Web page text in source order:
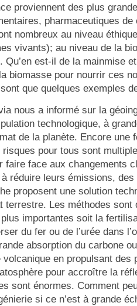
proviennent des plus
pharmaceutiques de
nombreux au niveau
vivants); au niveau de la
Qu’en est-il de la mainmise
biomasse pour nourrir ces
que quelques exemples
nous a informé sur la
technologique, à
de la planète. Encore une
pour tous sont
faire face aux changements
à réduire leurs émissions,
proposent une solution
terrestre. Les méthodes sont
importantes soit la
du fer ou de l’urée dans
absorption du carbone
en propulsant des
pour accroître la
sont énormes. Comment
si ce n’est à grande